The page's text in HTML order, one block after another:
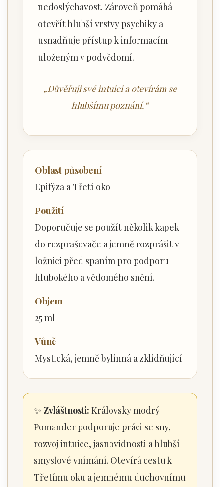
nedoslýchavost. Zároveň pomáhá
otevřít hlubší vrstvy psychiky a
usnadňuje přístup k informacím
uloženým v podvědomí.
„Důvěřuji své intuici a otevírám se
hlubšímu poznání.“
Oblast působení
Epifýza a Třetí oko
Použití
Doporučuje se použít několik kapek
do rozprašovače a jemně rozprášit v
ložnici před spaním pro podporu
hlubokého a vědomého snění.
Objem
25 ml
Vůně
Mystická, jemně bylinná a zklidňující
✨ Zvláštnosti: Královsky modrý
Pomander podporuje práci se sny,
rozvoj intuice, jasnovidnosti a hlubší
smyslové vnímání. Otevírá cestu k
Třetímu oku a jemnému duchovnímu